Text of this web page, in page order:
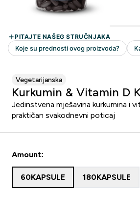
Vegetarijanska
Kurkumin & Vitamin D
Jedinstvena mješavina kurkumina i
praktičan svakodnevni poticaj
Amount:
60KAPSULE 180KAPSULE